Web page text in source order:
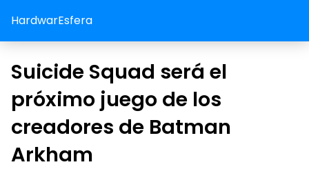
HardwarEsfera
Suicide Squad será el
próximo juego de los
creadores de Batman
Arkham